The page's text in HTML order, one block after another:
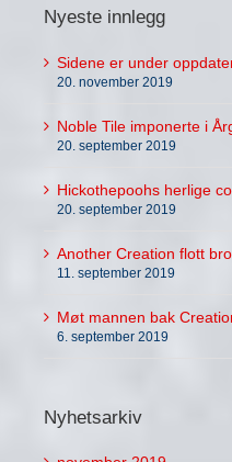
Nyeste innlegg
Sidene er under
20. november 2019
Noble Tile imponerte i
20. september 2019
Hickothepoohs herlige
20. september 2019
Another Creation flott
11. september 2019
Møt mannen bak
6. september 2019
Nyhetsarkiv